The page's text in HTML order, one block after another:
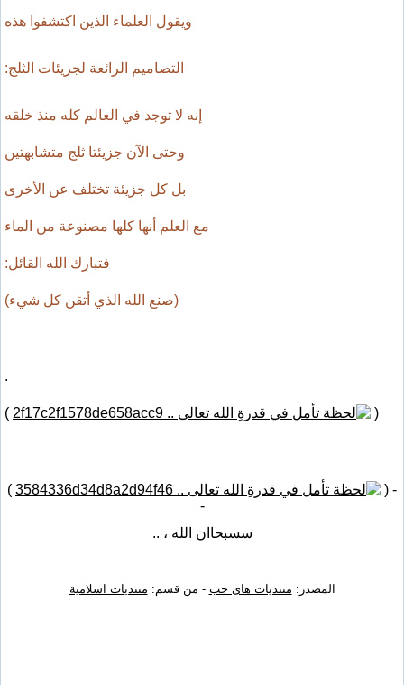
ويقول العلماء الذين اكتشفوا هذه
التصاميم الرائعة لجزيئات الثلج:
إنه لا توجد في العالم كله منذ خلقه
وحتى الآن جزيئتا ثلج متشابهتين
بل كل جزيئة تختلف عن الأخرى
مع العلم أنها كلها مصنوعة من الماء
فتبارك الله القائل:
(صنع الله الذي أتقن كل شيء)
.
(
)
- (
)
-
سسبحاان الله ، ..
المصدر: منتديات هاى حب - من قسم: منتديات اسلامية